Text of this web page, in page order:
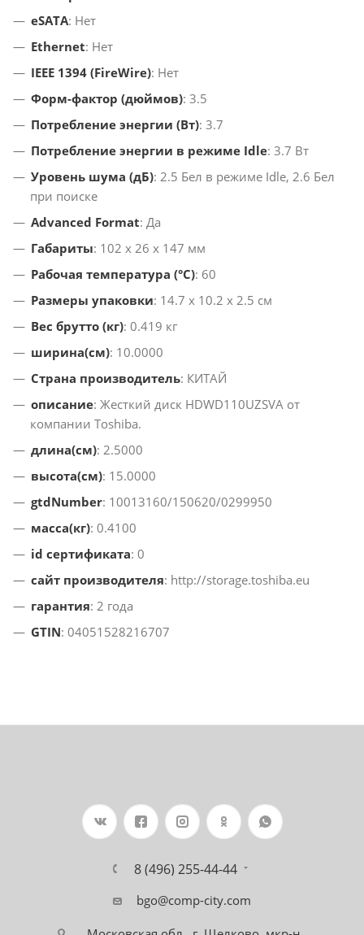
eSATA: Нет
Ethernet: Нет
IEEE 1394 (FireWire): Нет
Форм-фактор (дюймов): 3.5
Потребление энергии (Вт): 3.7
Потребление энергии в режиме Idle: 3.7 Вт
Уровень шума (дБ): 2.5 Бел в режиме Idle, 2.6 Бел
при поиске
Advanced Format: Да
Габариты: 102 x 26 x 147 мм
Рабочая температура (°C): 60
Размеры упаковки: 14.7 x 10.2 x 2.5 см
Вес брутто (кг): 0.419 кг
ширина(см): 10.0000
Страна производитель: КИТАЙ
описание: Жесткий диск HDWD110UZSVA от
компании Toshiba.
длина(см): 2.5000
высота(см): 15.0000
gtdNumber: 10013160/150620/0299950
масса(кг): 0.4100
id сертификата: 0
сайт производителя: http://storage.toshiba.eu
гарантия: 2 года
GTIN: 04051528216707
8 (496) 255-44-44
bgo@comp-city.com